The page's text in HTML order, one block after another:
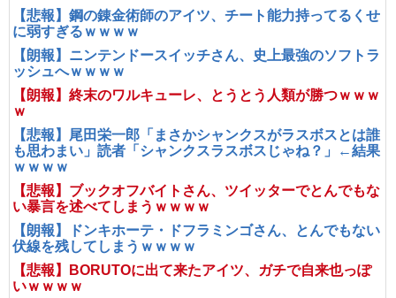
【悲報】鋼の錬金術師のアイツ、チート能力持ってるくせ
に弱すぎるｗｗｗｗ
【朗報】ニンテンドースイッチさん、史上最強のソフトラ
ッシュへｗｗｗｗ
【朗報】終末のワルキューレ、とうとう人類が勝つｗｗｗ
ｗ
【悲報】尾田栄一郎「まさかシャンクスがラスボスとは誰
も思わまい」読者「シャンクスラスボスじゃね？」←結果
ｗｗｗｗ
【悲報】ブックオフバイトさん、ツイッターでとんでもな
い暴言を述べてしまうｗｗｗｗ
【朗報】ドンキホーテ・ドフラミンゴさん、とんでもない
伏線を残してしまうｗｗｗｗ
【悲報】BORUTOに出て来たアイツ、ガチで自来也っぽ
いｗｗｗｗ